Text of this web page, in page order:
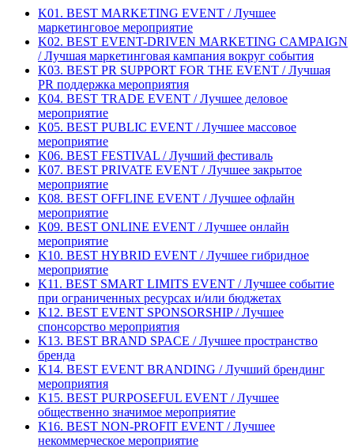
K01. BEST MARKETING EVENT / Лучшее
маркетинговое мероприятие
K02. BEST EVENT-DRIVEN MARKETING CAMPAIGN
/ Лучшая маркетинговая кампания вокруг события
K03. BEST PR SUPPORT FOR THE EVENT / Лучшая
PR поддержка мероприятия
K04. BEST TRADE EVENT / Лучшее деловое
мероприятие
K05. BEST PUBLIC EVENT / Лучшее массовое
мероприятие
K06. BEST FESTIVAL / Лучший фестиваль
K07. BEST PRIVATE EVENT / Лучшее закрытое
мероприятие
K08. BEST OFFLINE EVENT / Лучшее офлайн
мероприятие
K09. BEST ONLINE EVENT / Лучшее онлайн
мероприятие
K10. BEST HYBRID EVENT / Лучшее гибридное
мероприятие
K11. BEST SMART LIMITS EVENT / Лучшее событие
при ограниченных ресурсах и/или бюджетах
K12. BEST EVENT SPONSORSHIP / Лучшее
спонсорство мероприятия
K13. BEST BRAND SPACE / Лучшее пространство
бренда
K14. BEST EVENT BRANDING / Лучший брендинг
мероприятия
K15. BEST PURPOSEFUL EVENT / Лучшее
общественно значимое мероприятие
K16. BEST NON-PROFIT EVENT / Лучшее
некоммерческое мероприятие